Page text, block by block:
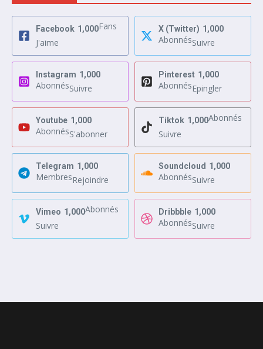
Facebook 1,000Fans
J'aime
X (Twitter) 1,000
AbonnésSuivre
Instagram 1,000
AbonnésSuivre
Pinterest 1,000
AbonnésEpingler
Youtube 1,000
AbonnésS'abonner
Tiktok 1,000Abonnés
Suivre
Telegram 1,000
MembresRejoindre
Soundcloud 1,000
AbonnésSuivre
Vimeo 1,000Abonnés
Suivre
Dribbble 1,000
AbonnésSuivre